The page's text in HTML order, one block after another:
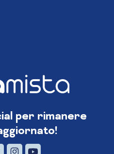
per rimanere